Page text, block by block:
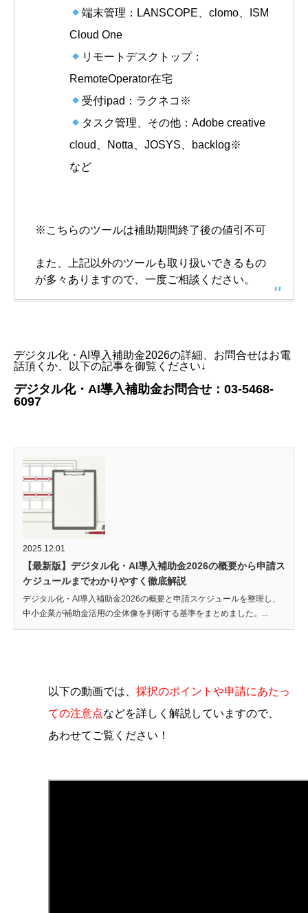
端末管理：LANSCOPE、clomo、ISM
Cloud One
リモートデスクトップ：
RemoteOperator在宅
受付ipad：ラクネコ※
タスク管理、その他：Adobe creative
cloud、Notta、JOSYS、backlog※
など
※こちらのツールは補助期間終了後の値引不可
また、上記以外のツールも取り扱いできるもの
が多々ありますので、一度ご相談ください。
デジタル化・AI導入補助金2026の詳細、お問合せはお電
話頂くか、以下の記事を御覧ください↓
デジタル化・AI導入補助金お問合せ：03-5468-
6097
2025.12.01
【最新版】デジタル化・AI導入補助金2026の概要から申請ス
ケジュールまでわかりやすく徹底解説
デジタル化・AI導入補助金2026の概要と申請スケジュールを整理し、
中小企業が補助金活用の全体像を判断する基準をまとめました。...
以下の動画では、 採択のポイントや申請にあたっ
ての注意点などを詳しく解説していますので、
あわせてご覧ください！